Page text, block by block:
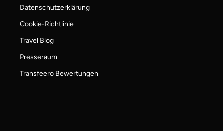
Datenschutzerklärung
Cookie-Richtlinie
Travel Blog
Presseraum
Transfeero Bewertungen